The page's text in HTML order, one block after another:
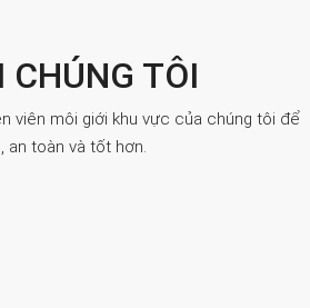
CHÚNG TÔI
viên môi giới khu vực của chúng tôi để
an toàn và tốt hơn.